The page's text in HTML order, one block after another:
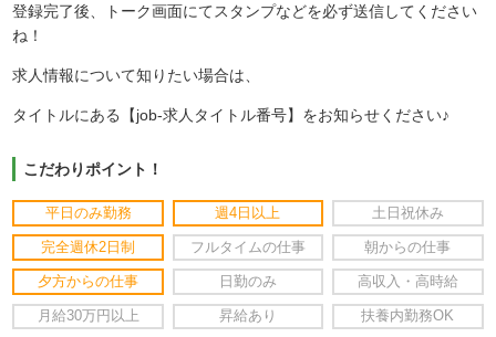
登録完了後、トーク画面にてスタンプなどを必ず送信してください
ね！
求人情報について知りたい場合は、
タイトルにある【job-求人タイトル番号】をお知らせください♪
こだわりポイント！
平日のみ勤務 週4日以上 土日祝休み
完全週休2日制 フルタイムの仕事 朝からの仕事
夕方からの仕事 日勤のみ 高収入・高時給
月給30万円以上 昇給あり 扶養内勤務OK